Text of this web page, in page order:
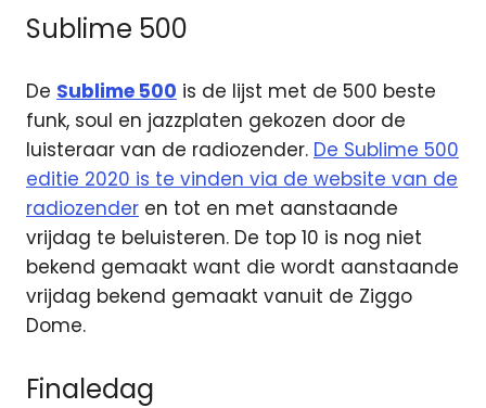
Sublime 500
De Sublime 500 is de lijst met de 500 beste
funk, soul en jazzplaten gekozen door de
luisteraar van de radiozender. De Sublime 500
editie 2020 is te vinden via de website van de
radiozender en tot en met aanstaande
vrijdag te beluisteren. De top 10 is nog niet
bekend gemaakt want die wordt aanstaande
vrijdag bekend gemaakt vanuit de Ziggo
Dome.
Finaledag